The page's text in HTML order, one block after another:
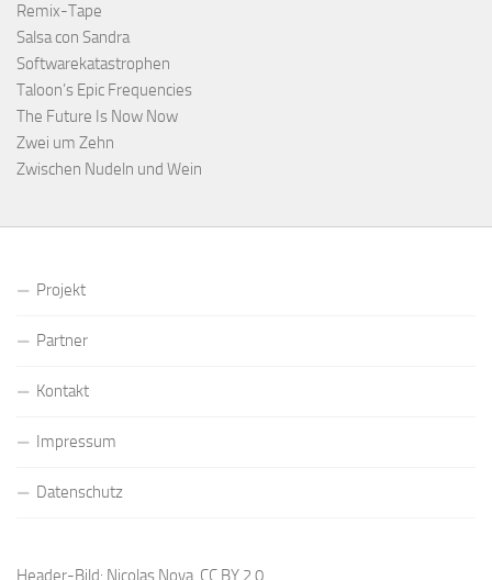
Remix-Tape
Salsa con Sandra
Softwarekatastrophen
Taloon’s Epic Frequencies
The Future Is Now Now
Zwei um Zehn
Zwischen Nudeln und Wein
Projekt
Partner
Kontakt
Impressum
Datenschutz
Header-Bild: Nicolas Nova, CC BY 2.0